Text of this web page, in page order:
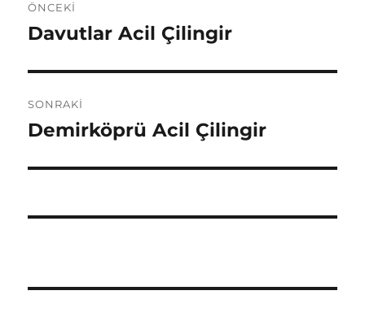
gezinmesi
ÖNCEKI
Önceki
Davutlar Acil Çilingir
SONRAKI
Sonraki
Demirköprü Acil Çilingir